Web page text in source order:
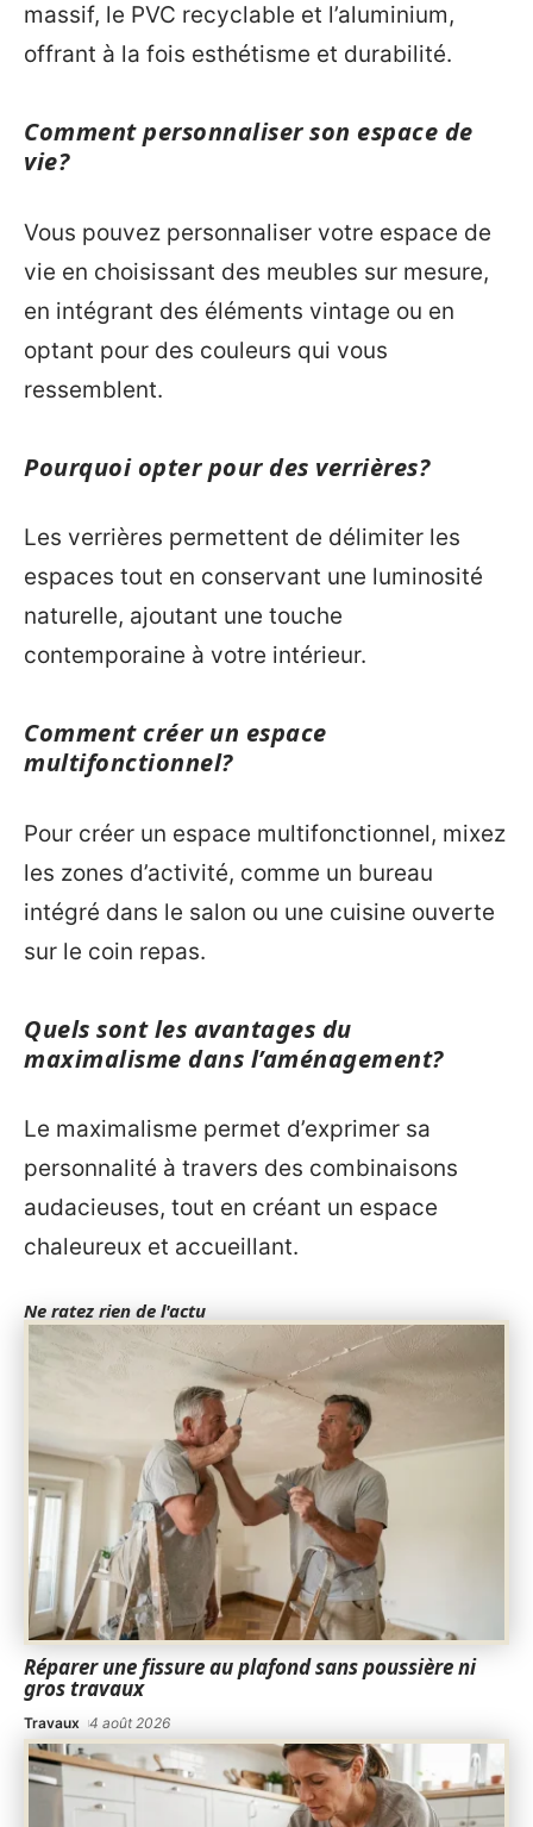
massif, le PVC recyclable et l’aluminium,
offrant à la fois esthétisme et durabilité.
Comment personnaliser son espace de
vie?
Vous pouvez personnaliser votre espace de
vie en choisissant des meubles sur mesure,
en intégrant des éléments vintage ou en
optant pour des couleurs qui vous
ressemblent.
Pourquoi opter pour des verrières?
Les verrières permettent de délimiter les
espaces tout en conservant une luminosité
naturelle, ajoutant une touche
contemporaine à votre intérieur.
Comment créer un espace
multifonctionnel?
Pour créer un espace multifonctionnel, mixez
les zones d’activité, comme un bureau
intégré dans le salon ou une cuisine ouverte
sur le coin repas.
Quels sont les avantages du
maximalisme dans l’aménagement?
Le maximalisme permet d’exprimer sa
personnalité à travers des combinaisons
audacieuses, tout en créant un espace
chaleureux et accueillant.
Ne ratez rien de l'actu
Réparer une fissure au plafond sans poussière ni
gros travaux
Travaux 4 août 2026